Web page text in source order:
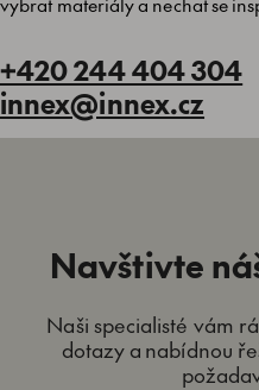
+420 244 404 304
innex@innex.cz
Navštivte
Naši specialisté vám
dotazy a nabídnou